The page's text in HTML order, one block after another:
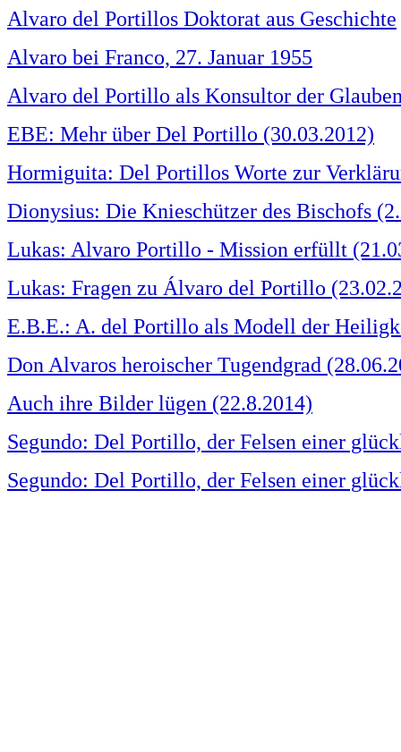
Alvaro del Portillos Doktorat aus Geschichte
Alvaro bei Franco, 27. Januar 1955
Alvaro del Portillo als Konsultor der
EBE: Mehr über Del Portillo (30.03.2012)
Hormiguita: Del Portillos Worte zur
Dionysius: Die Knieschützer des Bischofs
Lukas: Alvaro Portillo - Mission erfüllt
Lukas: Fragen zu Álvaro del Portillo
E.B.E.: A. del Portillo als Modell der
Don Alvaros heroischer Tugendgrad
Auch ihre Bilder lügen (22.8.2014)
Segundo: Del Portillo, der Felsen einer
Segundo: Del Portillo, der Felsen einer